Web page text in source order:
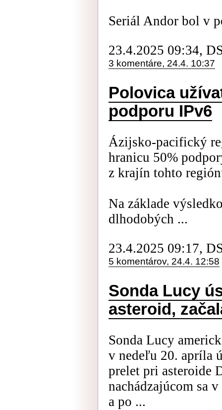
Seriál Andor bol v
23.4.2025 09:34,
3 komentáre, 24.4. 10:37
Polovica
podporu IPv6
Ázijsko-pacifický
hranicu 50%
z krajín tohto
Na základe
dlhodobých ...
23.4.2025 09:17,
5 komentárov, 24.4. 12:58
Sonda Lucy
asteroid,
Sonda Lucy
v nedeľu 20. apríla
prelet pri asteroide
nachádzajúcom sa
a po ...